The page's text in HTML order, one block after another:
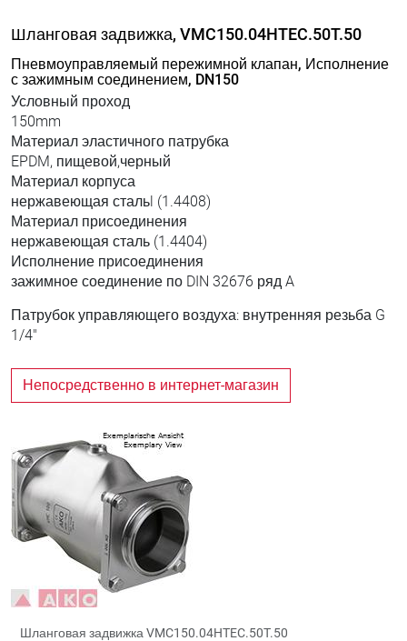
Шланговая задвижка, VMC150.04HTEC.50T.50
Пневмоуправляемый пережимной клапан, Исполнение
с зажимным соединением, DN150
Условный проход
150mm
Материал эластичного патрубка
EPDM, пищевой,черный
Материал корпуса
нержавеющая стальl (1.4408)
Материал присоединения
нержавеющая сталь (1.4404)
Исполнение присоединения
зажимное соединение по DIN 32676 ряд A
Патрубок управляющего воздуха: внутренняя резьба G
1/4"
Непосредственно в интернет-магазин
Шланговая задвижка VMC150.04HTEC.50T.50